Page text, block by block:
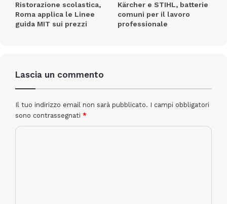
responsabilità ambientale. Dalle linee di detergenza
professionale alle amenities certificate e
Ristorazione scolastica,
Roma applica le Linee
guida MIT sui prezzi
Kärcher e STIHL, batterie
comuni per il lavoro
professionale
Lascia un commento
Il tuo indirizzo email non sarà pubblicato. I campi obbligatori
sono contrassegnati *